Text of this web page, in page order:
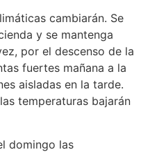
cambiarán. Se
y se mantenga
por el descenso de la
fuertes mañana a la
aisladas en la tarde.
temperaturas bajarán
domingo las